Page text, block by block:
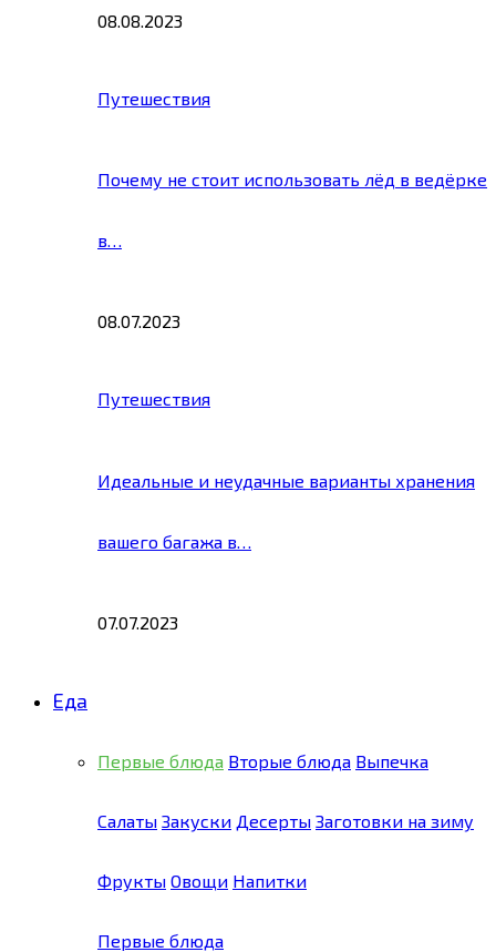
08.08.2023
Путешествия
Почему не стоит использовать лёд в ведёрке
в…
08.07.2023
Путешествия
Идеальные и неудачные варианты хранения
вашего багажа в…
07.07.2023
Еда
Первые блюда Вторые блюда Выпечка
Салаты Закуски Десерты Заготовки на зиму
Фрукты Овощи Напитки
Первые блюда